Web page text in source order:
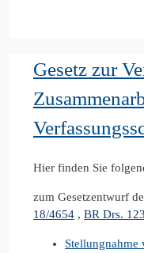
Gesetz zur
Hier finden Sie
zum Gesetzentwurf
18/4654 , BR Drs.
Stellungnahme